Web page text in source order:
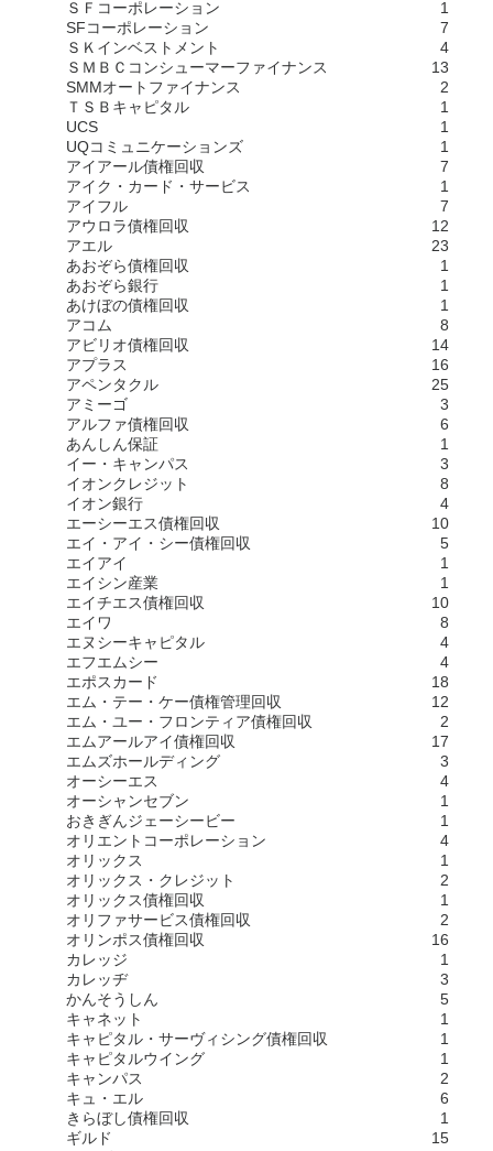
ＳＦコーポレーション
1
SFコーポレーション
7
ＳＫインベストメント
4
ＳＭＢＣコンシューマーファイナンス
13
SMMオートファイナンス
2
ＴＳＢキャピタル
1
UCS
1
UQコミュニケーションズ
1
アイアール債権回収
7
アイク・カード・サービス
1
アイフル
7
アウロラ債権回収
12
アエル
23
あおぞら債権回収
1
あおぞら銀行
1
あけぼの債権回収
1
アコム
8
アビリオ債権回収
14
アプラス
16
アペンタクル
25
アミーゴ
3
アルファ債権回収
6
あんしん保証
1
イー・キャンパス
3
イオンクレジット
8
イオン銀行
4
エーシーエス債権回収
10
エイ・アイ・シー債権回収
5
エイアイ
1
エイシン産業
1
エイチエス債権回収
10
エイワ
8
エヌシーキャピタル
4
エフエムシー
4
エポスカード
18
エム・テー・ケー債権管理回収
12
エム・ユー・フロンティア債権回収
2
エムアールアイ債権回収
17
エムズホールディング
3
オーシーエス
4
オーシャンセブン
1
おきぎんジェーシービー
1
オリエントコーポレーション
4
オリックス
1
オリックス・クレジット
2
オリックス債権回収
1
オリファサービス債権回収
2
オリンポス債権回収
16
カレッジ
1
カレッヂ
3
かんそうしん
5
キャネット
1
キャピタル・サーヴィシング債権回収
1
キャピタルウイング
1
キャンパス
2
キュ・エル
6
きらぼし債権回収
1
ギルド
15